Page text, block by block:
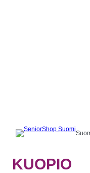
KUOPIO